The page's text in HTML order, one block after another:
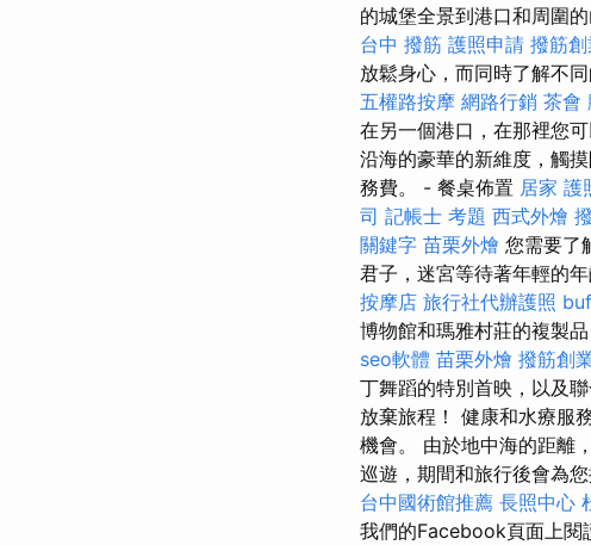
的城堡全景到港口和周圍
台中 撥筋 護照申請 撥筋創
放鬆身心，而同時了解不
五權路按摩 網路行銷 茶會
在另一個港口，在那裡您
沿海的豪華的新維度，觸
務費。 - 餐桌佈置 居家 護
司 記帳士 考題 西式外燴
關鍵字 苗栗外燴 您需要了
君子，迷宮等待著年輕的年
按摩店 旅行社代辦護照
博物館和瑪雅村莊的複製
seo軟體 苗栗外燴 撥筋創
丁舞蹈的特別首映，以及
放棄旅程！ 健康和水療服
機會。 由於地中海的距離
巡遊，期間和旅行後會為您
台中國術館推薦 長照中心
我們的Facebook頁面上閱